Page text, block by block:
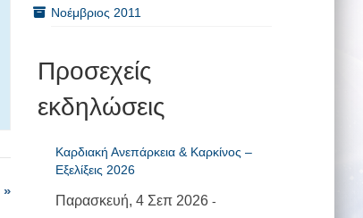
»
Νοέμβριος 2011
Προσεχείς
εκδηλώσεις
Καρδιακή Ανεπάρκεια & Καρκίνος –
Εξελίξεις 2026
Παρασκευή, 4 Σεπ 2026-